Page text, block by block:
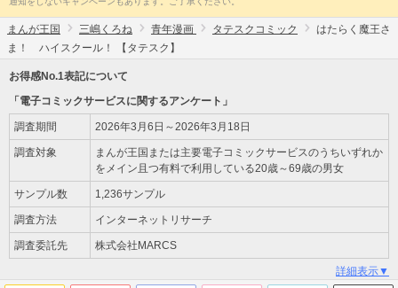
まんが王国 三嶋くろね 青年漫画 タテスクコミック
はたらく魔王さ
ま！ ハイスクール！ 【タテスク】
お得感No.1表記について
「電子コミックサービスに関するアンケート」
調査期間 2026年3月6日～2026年3月18日
調査対象
まんが王国または主要電子コミックサービスのうちいずれか
をメイン且つ有料で利用している20歳～69歳の男女
サンプル数 1,236サンプル
調査方法 インターネットリサーチ
調査委託先 株式会社MARCS
詳細表示▼